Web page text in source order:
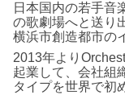
日本国内の若手音
の歌劇場へと送り
横浜市創造都市の
2013年より
起業して、会社組
タイプを世界で初